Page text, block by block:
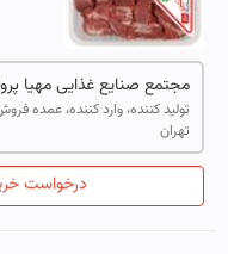
مجتمع صنایع غذایی مهیا
تولید کننده، وارد کننده، عمده
تهران
درخواست